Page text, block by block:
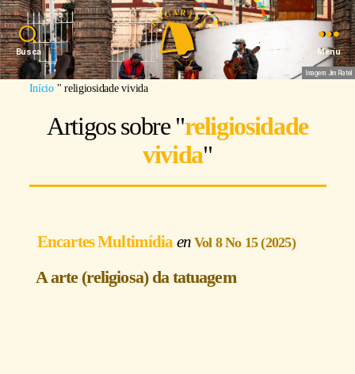
Busca Menu
Imagem: Jim Platel
Início"religiosidade vivida
Artigos sobre "religiosidade
vivida"
Encartes Multimídia Vol 8 No 15 (2025)
A arte (religiosa) da tatuagem